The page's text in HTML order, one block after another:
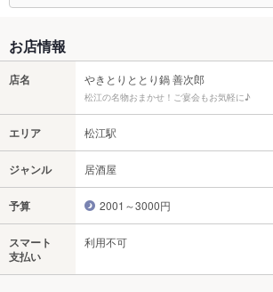
お店情報
店名 やきとりととり鍋 善次郎
松江の名物おまかせ！ご宴会もお気軽に♪
エリア 松江駅
ジャンル 居酒屋
予算 2001～3000円
スマート
支払い
利用不可